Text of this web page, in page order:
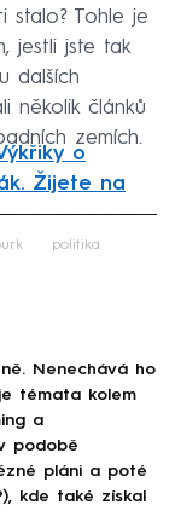
stalo? Tohle je
jestli jste tak
dalších
několik článků
zemích.
o
Žijete na
politika
Nenechává ho
témata kolem
a
podobě
pláni a poté
kde také získal